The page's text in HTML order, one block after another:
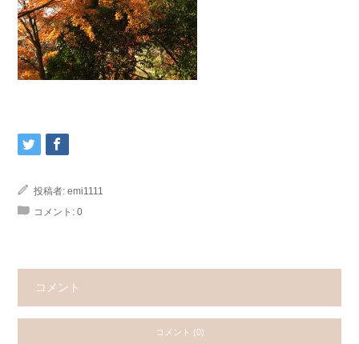
投稿者: emi1111
コメント: 0
コメント
コメント (0)